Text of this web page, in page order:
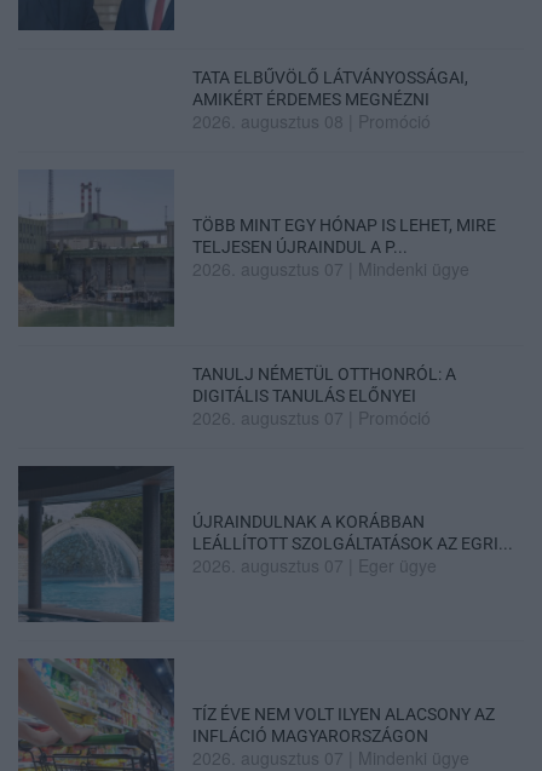
TATA ELBŰVÖLŐ LÁTVÁNYOSSÁGAI,
AMIKÉRT ÉRDEMES MEGNÉZNI
2026. augusztus 08 Promóció
TÖBB MINT EGY HÓNAP IS LEHET, MIRE
TELJESEN ÚJRAINDUL A P...
2026. augusztus 07 Mindenki ügye
TANULJ NÉMETÜL OTTHONRÓL: A
DIGITÁLIS TANULÁS ELŐNYEI
2026. augusztus 07 Promóció
ÚJRAINDULNAK A KORÁBBAN
LEÁLLÍTOTT SZOLGÁLTATÁSOK AZ EGRI...
2026. augusztus 07 Eger ügye
TÍZ ÉVE NEM VOLT ILYEN ALACSONY AZ
INFLÁCIÓ MAGYARORSZÁGON
2026. augusztus 07 Mindenki ügye